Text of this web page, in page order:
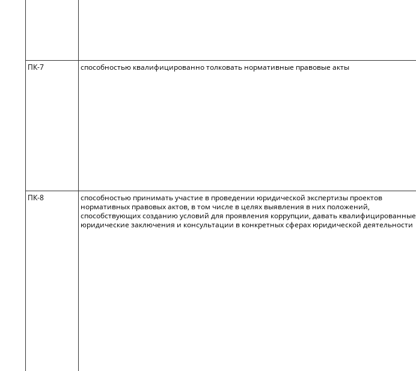
ПК-7
способностью квалифицированно толковать нормативные правовые акты
ПК-8
способностью принимать участие в проведении юридической экспертизы проектов
нормативных правовых актов, в том числе в целях выявления в них положений,
способствующих созданию условий для проявления коррупции, давать квалифицированные
юридические заключения и консультации в конкретных сферах юридической деятельности